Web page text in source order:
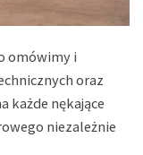
omówimy i
oraz
każde nękające
niezależnie